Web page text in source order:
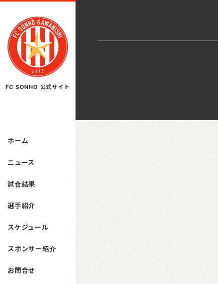
FC SONHO 公式サイト
ホーム
ニュース
試合結果
選手紹介
スケジュール
スポンサー紹介
お問合せ